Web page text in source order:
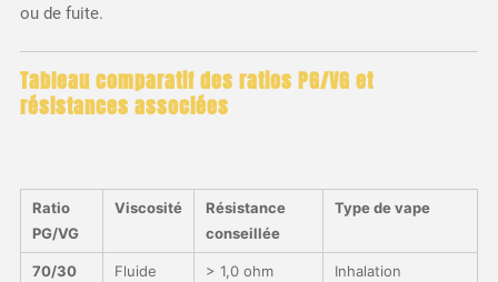
ou de fuite.
Tableau comparatif des ratios PG/VG et
résistances associées
Ratio
PG/VG
Viscosité
Résistance
conseillée
Type de vape
70/30
Fluide > 1,0 ohm
Inhalation